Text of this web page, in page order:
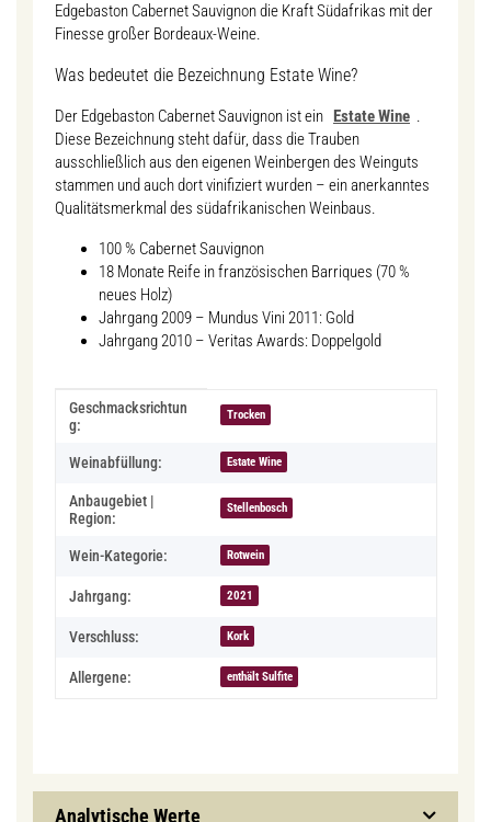
Edgebaston Cabernet Sauvignon die Kraft Südafrikas mit der
Finesse großer Bordeaux-Weine.
Was bedeutet die Bezeichnung Estate Wine?
Der Edgebaston Cabernet Sauvignon ist ein Estate Wine .
Diese Bezeichnung steht dafür, dass die Trauben
ausschließlich aus den eigenen Weinbergen des Weinguts
stammen und auch dort vinifiziert wurden – ein anerkanntes
Qualitätsmerkmal des südafrikanischen Weinbaus.
100 % Cabernet Sauvignon
18 Monate Reife in französischen Barriques (70 %
neues Holz)
Jahrgang 2009 – Mundus Vini 2011: Gold
Jahrgang 2010 – Veritas Awards: Doppelgold
Produkteigenschaft
Wert
Geschmacksrichtun
g:
Trocken
Weinabfüllung: Estate Wine
Anbaugebiet |
Region:
Stellenbosch
Wein-Kategorie: Rotwein
Jahrgang: 2021
Verschluss: Kork
Allergene: enthält Sulfite
Analytische Werte